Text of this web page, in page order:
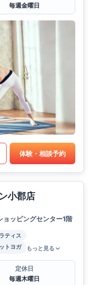
毎週金曜日
体験・相談予約
小郡店
ッピングセンター1階
ティス
トヨガ もっと見る
定休日
毎週木曜日